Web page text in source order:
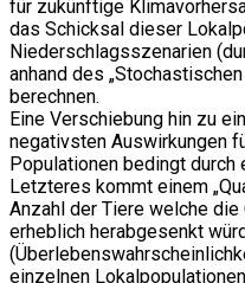
für zukünftige
das Schicksal dieser
Niederschlagsszenarien
anhand des
berechnen.
Eine Verschiebung hin zu
negativsten Auswirkungen
Populationen bedingt
Letzteres kommt einem
Anzahl der Tiere welche
erheblich herabgesenkt
einzelnen